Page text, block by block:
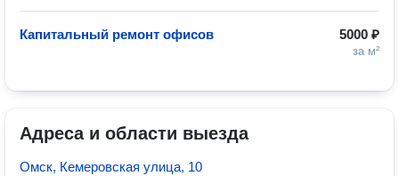
5000 ₽
за м²
Капитальный ремонт офисов
Адреса и области выезда
Омск, Кемеровская улица, 10